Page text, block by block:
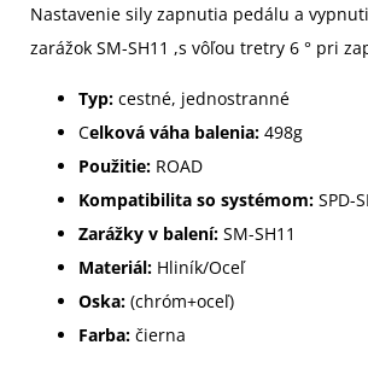
Nastavenie sily zapnutia pedálu a
zarážok SM-SH11 ,s vôľou tretry 6 ° pri
Typ: cestné, jednostranné
Celková váha balenia: 498g
Použitie: ROAD
Kompatibilita so systémom: SPD-SL
Zarážky v balení: SM-SH11
Materiál: Hliník/Oceľ
Oska: (chróm+oceľ)
Farba: čierna